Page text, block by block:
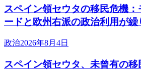
スペイン領セウタの移民危機
ードと欧州右派の政治利用が繰
政治2026年8月4日
スペイン領セウタ、未曾有の